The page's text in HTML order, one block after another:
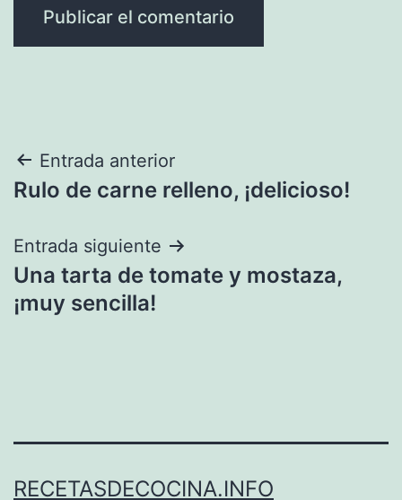
Navegación
de
entradas
Entrada anterior
Rulo de carne relleno, ¡delicioso!
Entrada siguiente
Una tarta de tomate y mostaza,
¡muy sencilla!
RECETASDECOCINA.INFO